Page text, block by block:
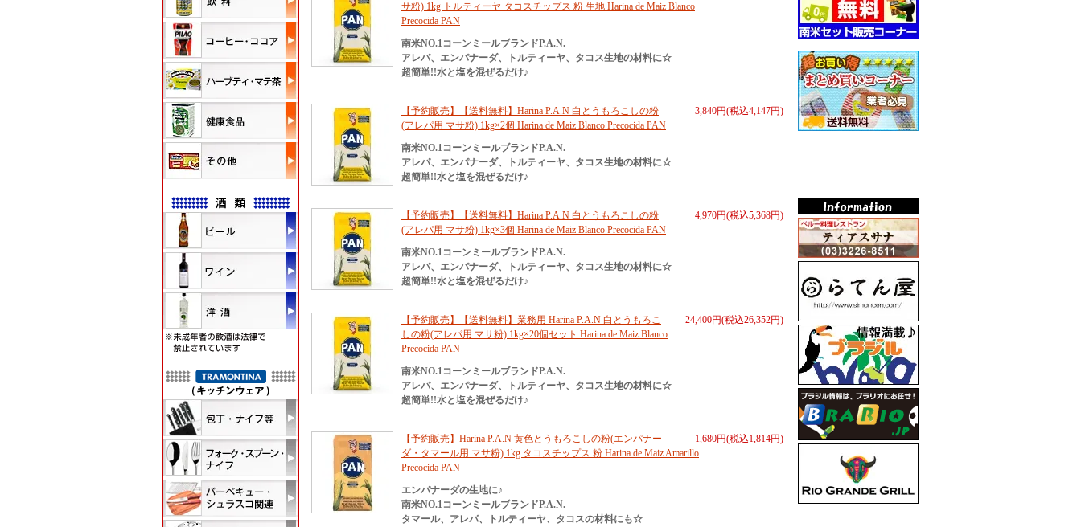
サ粉) 1kg トルティーヤ タコスチップス 粉 生地 Harina de Maiz Blanco
Precocida PAN
南米NO.1コーンミールブランドP.A.N.
アレパ、エンパナーダ、トルティーヤ、タコス生地の材料に☆
超簡単!!水と塩を混ぜるだけ♪
3,840円(税込4,147円)
【予約販売】【送料無料】Harina P.A.N 白とうもろこしの粉
(アレパ用 マサ粉) 1kg×2個 Harina de Maiz Blanco Precocida PAN
南米NO.1コーンミールブランドP.A.N.
アレパ、エンパナーダ、トルティーヤ、タコス生地の材料に☆
超簡単!!水と塩を混ぜるだけ♪
4,970円(税込5,368円)
【予約販売】【送料無料】Harina P.A.N 白とうもろこしの粉
(アレパ用 マサ粉) 1kg×3個 Harina de Maiz Blanco Precocida PAN
南米NO.1コーンミールブランドP.A.N.
アレパ、エンパナーダ、トルティーヤ、タコス生地の材料に☆
超簡単!!水と塩を混ぜるだけ♪
24,400円(税込26,352円)
【予約販売】【送料無料】業務用 Harina P.A.N 白とうもろこ
しの粉(アレパ用 マサ粉) 1kg×20個セット Harina de Maiz Blanco
Precocida PAN
南米NO.1コーンミールブランドP.A.N.
アレパ、エンパナーダ、トルティーヤ、タコス生地の材料に☆
超簡単!!水と塩を混ぜるだけ♪
1,680円(税込1,814円)
【予約販売】Harina P.A.N 黄色とうもろこしの粉(エンパナー
ダ・タマール用 マサ粉) 1kg タコスチップス 粉 Harina de Maiz Amarillo
Precocida PAN
エンパナーダの生地に♪
南米NO.1コーンミールブランドP.A.N.
タマール、アレパ、トルティーヤ、タコスの材料にも☆